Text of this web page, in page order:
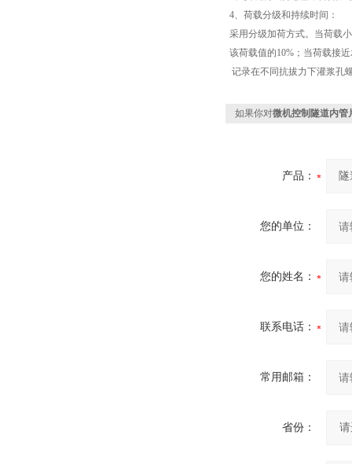
4、荷载分级和持续时间：
采用分级加荷方式。当荷载
该荷载值的10%；当荷载接
记录在不同抗拔力下灌浆孔
如果你对微机控制隧道内管
产品：
您的单位：
您的姓名：
联系电话：
常用邮箱：
省份：